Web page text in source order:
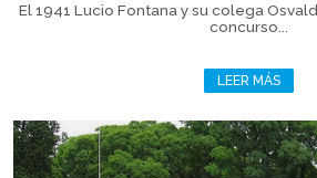
El 1941 Lucio Fontana y su colega
concurso...
LEER MÁS